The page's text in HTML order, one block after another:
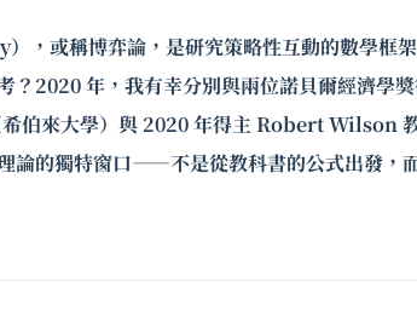
，或稱博弈論，是研究策略性互動的數學框
？2020 年，我有幸分別與兩位諾貝爾經濟學
伯來大學）與 2020 年得主 Robert Wilson
論的獨特窗口——不是從教科書的公式出發，